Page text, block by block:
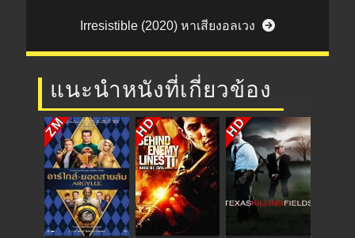
Irresistible (2020) หาเสียงอลเวง
แนะนำหนังที่เกี่ยวข้อง
ZM HD HD